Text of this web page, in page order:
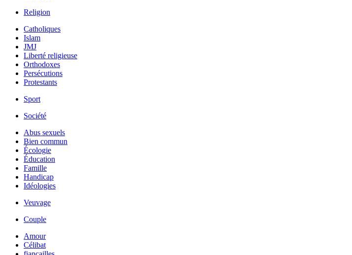
Religion
Catholiques
Islam
JMJ
Liberté religieuse
Orthodoxes
Persécutions
Protestants
Sport
Société
Abus sexuels
Bien commun
Écologie
Éducation
Famille
Handicap
Idéologies
Veuvage
Couple
Amour
Célibat